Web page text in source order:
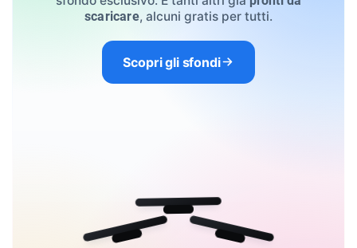
scaricare, alcuni gratis per tutti.
Scopri gli sfondi